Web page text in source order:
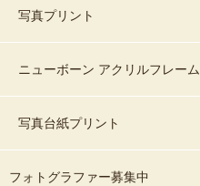
写真プリント
ニューボーン アクリルフレーム
写真台紙プリント
フォトグラファー募集中